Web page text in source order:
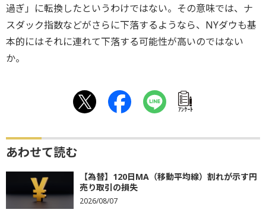
過ぎ」に転換したというわけではない。その意味では、ナ
スダック指数などがさらに下落するようなら、NYダウも基
本的にはそれに連れて下落する可能性が高いのではない
か。
ｱﾝｹｰﾄ
あわせて読む
【為替】120日MA（移動平均線）割れが示す円
売り取引の損失
2026/08/07